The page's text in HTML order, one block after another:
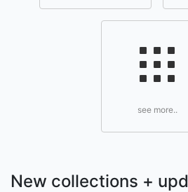
see more..
New collections +